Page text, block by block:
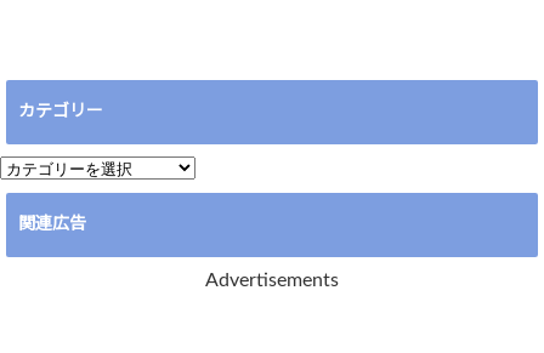
カテゴリー
カ
テ
リ
関連広告
Advertisements